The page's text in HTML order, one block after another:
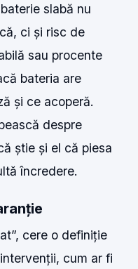
slabă nu
ci și risc de
sau procente
bateria are
și ce acoperă.
despre
știe și el că piesa
încredere.
cere o definiție
cum ar fi